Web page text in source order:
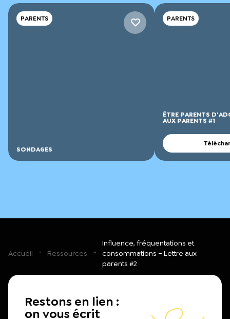
PARENTS
SONDAGES
PARENTS
ÊTRE PARENTS
AUX PARENTS #1
Accueil Ressources
Influence, fréquentations et
consommations – Lettre aux
parents #2
Restons en lien :
on vous écrit